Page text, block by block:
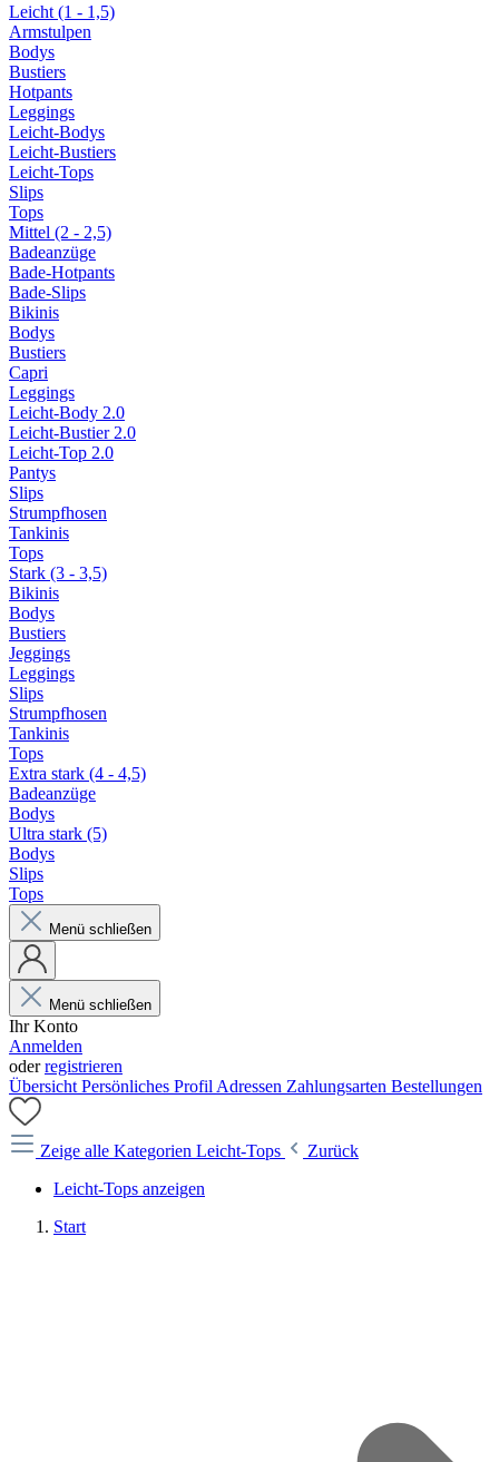
Leicht (1 - 1,5)
Armstulpen
Bodys
Bustiers
Hotpants
Leggings
Leicht-Bodys
Leicht-Bustiers
Leicht-Tops
Slips
Tops
Mittel (2 - 2,5)
Badeanzüge
Bade-Hotpants
Bade-Slips
Bikinis
Bodys
Bustiers
Capri
Leggings
Leicht-Body 2.0
Leicht-Bustier 2.0
Leicht-Top 2.0
Pantys
Slips
Strumpfhosen
Tankinis
Tops
Stark (3 - 3,5)
Bikinis
Bodys
Bustiers
Jeggings
Leggings
Slips
Strumpfhosen
Tankinis
Tops
Extra stark (4 - 4,5)
Badeanzüge
Bodys
Ultra stark (5)
Bodys
Slips
Tops
Menü schließen
Menü schließen
Ihr Konto
Anmelden
oderregistrieren
Übersicht Persönliches Profil Adressen Zahlungsarten Bestellungen
Zeige alle Kategorien Leicht-Tops
Zurück
Leicht-Tops anzeigen
Start